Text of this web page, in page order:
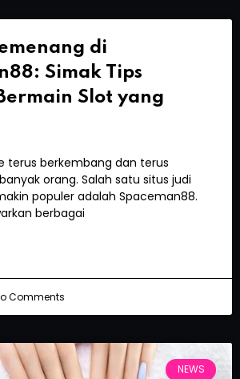
di
Simak Tips
Slot yang
terus berkembang dan terus
orang. Salah satu situs judi
populer adalah Spaceman88.
berbagai
Comments
NEWS